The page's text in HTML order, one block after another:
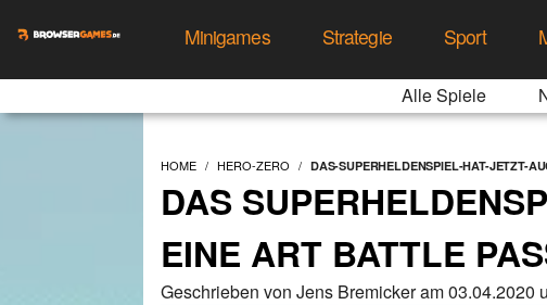
Minigames Strategie Sport
Alle Spiele
HOME HERO-ZERO DAS-SUPERHELDENSPIEL-HAT-JETZT-
DAS
EINE ART BATTLE
Geschrieben von Jens Bremicker am 03.04.2020